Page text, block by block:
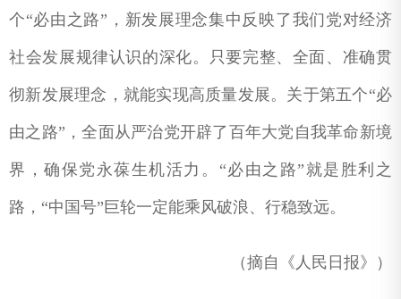
个“必由之路”，新发展理念集中反映了我们党对经济
社会发展规律认识的深化。只要完整、全面、准确贯
彻新发展理念，就能实现高质量发展。关于第五个“必
由之路”，全面从严治党开辟了百年大党自我革命新境
界，确保党永葆生机活力。“必由之路”就是胜利之
路，“中国号”巨轮一定能乘风破浪、行稳致远。
（摘自《人民日报》）